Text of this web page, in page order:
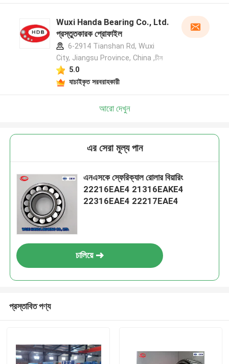
Wuxi Handa Bearing Co., Ltd.
প্রস্তুতকারক প্রোফাইল
6-2914 Tianshan Rd, Wuxi
City, Jiangsu Province, China ,চীন
5.0
যাচাইকৃত সরবরাহকারী
আরো দেখুন
এর সেরা মূল্য পান
এনএসকে স্ফেরিক্যাল রোলার বিয়ারিং
22216EAE4 21316EAKE4
22316EAE4 22217EAE4
চালিয়ে
প্রস্তাবিত পণ্য